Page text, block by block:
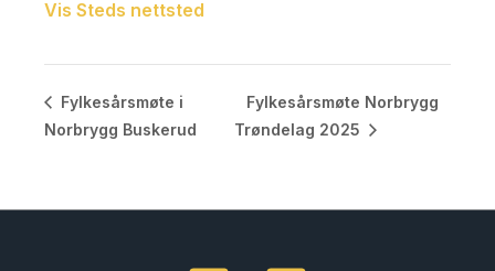
Vis Steds nettsted
Fylkesårsmøte i
Norbrygg Buskerud
Fylkesårsmøte Norbrygg
Trøndelag 2025